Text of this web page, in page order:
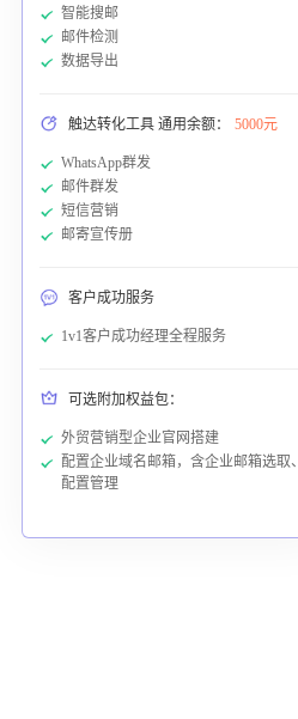
智能搜邮
邮件检测
数据导出
触达转化工具 通用余额： 5000元
WhatsApp群发
邮件群发
短信营销
邮寄宣传册
客户成功服务
1v1客户成功经理全程服务
可选附加权益包：
外贸营销型企业官网搭建
配置企业域名邮箱，含企业邮箱选取、
配置管理